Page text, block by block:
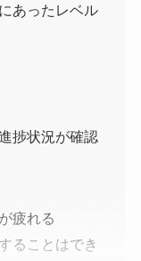
あったレベル
捗状況が確認
疲れる
ることはでき